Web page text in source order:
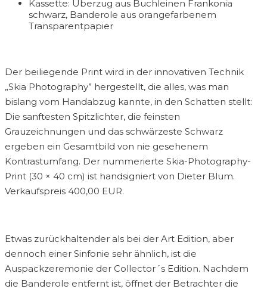
Kassette: Überzug aus Buchleinen Frankonia
schwarz, Banderole aus orangefarbenem
Transparentpapier
Der beiliegende Print wird in der innovativen Technik
„Skia Photography” hergestellt, die alles, was man
bislang vom Handabzug kannte, in den Schatten stellt:
Die sanftesten Spitzlichter, die feinsten
Grauzeichnungen und das schwärzeste Schwarz
ergeben ein Gesamtbild von nie gesehenem
Kontrastumfang. Der nummerierte Skia-Photography-
Print (30 × 40 cm) ist handsigniert von Dieter Blum.
Verkaufspreis 400,00 EUR.
Etwas zurückhaltender als bei der Art Edition, aber
dennoch einer Sinfonie sehr ähnlich, ist die
Auspackzeremonie der Collector´s Edition. Nachdem
die Banderole entfernt ist, öffnet der Betrachter die